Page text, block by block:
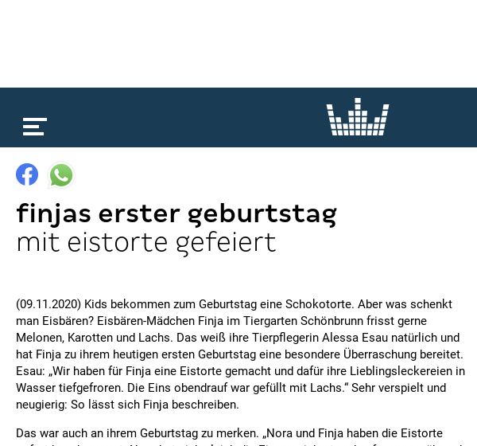
finjas erster geburtstag
mit eistorte gefeiert
(09.11.2020) Kids bekommen zum Geburtstag eine Schokotorte. Aber was schenkt
man Eisbären? Eisbären-Mädchen Finja im Tiergarten Schönbrunn frisst gerne
Melonen, Karotten und Lachs. Das weiß ihre Tierpflegerin Alessa Esau natürlich und
hat Finja zu ihrem heutigen ersten Geburtstag eine besondere Überraschung bereitet.
Esau: „Wir haben für Finja eine Eistorte gemacht und dafür ihre Lieblingsleckereien in
Wasser tiefgefroren. Die Eins obendrauf war gefüllt mit Lachs.“ Sehr verspielt und
neugierig: So lässt sich Finja beschreiben.
Das war auch an ihrem Geburtstag zu merken. „Nora und Finja haben die Eistorte